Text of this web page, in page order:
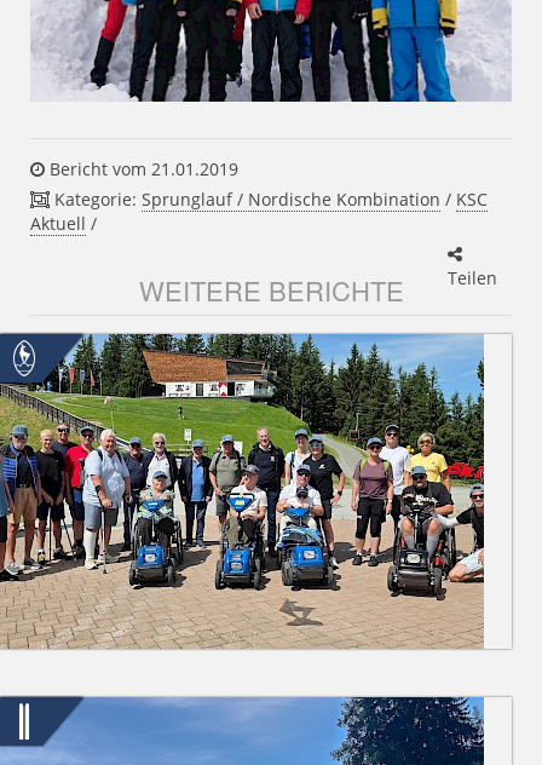
Bericht vom 21.01.2019
Kategorie: Sprunglauf / Nordische Kombination / KSC
Aktuell /
Teilen
WEITERE BERICHTE